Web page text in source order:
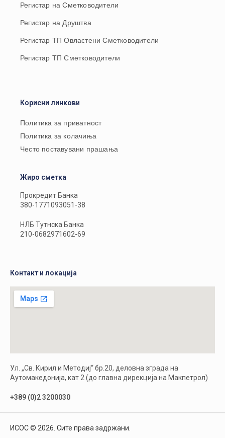
Регистар на Сметководители
Регистар на Друштва
Регистар ТП Овластени Сметководители
Регистар ТП Сметководители
Корисни линкови
Политика за приватност
Политика за колачиња
Често поставувани прашања
Жиро сметка
Прокредит Банка
380-1771093051-38
НЛБ Тутнска Банка
210-0682971602-69
Контакт и локација
Ул. „Св. Кирил и Методиј“ бр.20, деловна зграда на
Аутомакедонија, кат 2 (до главна дирекција на Макпетрол)
+389 (0)2 3200030
ИСОС © 2026. Сите права задржани.